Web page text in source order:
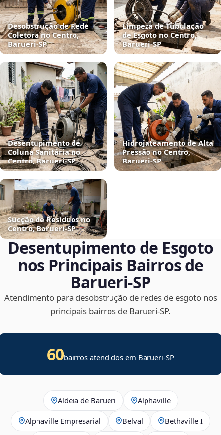
Desobstrução de Rede
Coletora no Centro,
Barueri‑SP
Limpeza de Tubulação
de Esgoto no Centro,
Barueri‑SP
Desentupimento de
Coluna Sanitária no
Centro, Barueri‑SP
Hidrojateamento de Alta
Pressão no Centro,
Barueri‑SP
Sucção de Resíduos no
Centro, Barueri‑SP
Desentupimento de Esgoto
nos Principais Bairros de
Barueri‑SP
Atendimento para desobstrução de redes de esgoto nos
principais bairros de Barueri‑SP.
60bairros atendidos em Barueri-SP
Aldeia de Barueri Alphaville
Alphaville Empresarial Belval Bethaville I